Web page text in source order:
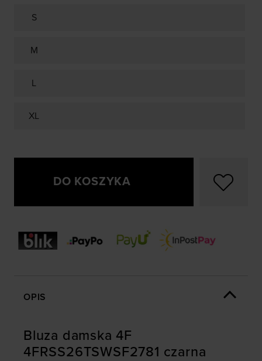
S
M
L
XL
DO KOSZYKA
OPIS
Bluza damska 4F
4FRSS26TSWSF2781 czarna